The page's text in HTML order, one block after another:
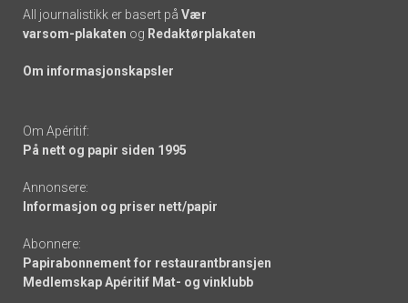
All journalistikk er basert på Vær
varsom-plakaten og Redaktørplakaten
Om informasjonskapsler
Om Apéritif:
På nett og papir siden 1995
Annonsere:
Informasjon og priser nett/papir
Abonnere:
Papirabonnement for restaurantbransjen
Medlemskap Apéritif Mat- og vinklubb